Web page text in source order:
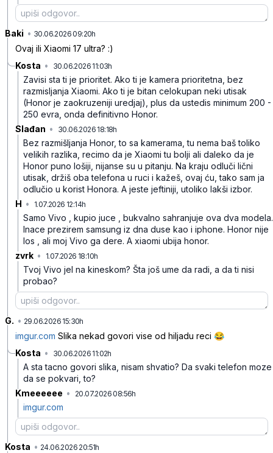
Baki • 30.06.2026 09:20h
Ovaj ili Xiaomi 17 ultra? :)
Kosta • 30.06.2026 11:03h
Zavisi sta ti je prioritet. Ako ti je kamera prioritetna, bez
razmisljanja Xiaomi. Ako ti je bitan celokupan neki utisak
(Honor je zaokruzeniji uredjaj), plus da ustedis minimum 200 -
250 evra, onda definitivno Honor.
Slađan • 30.06.2026 18:18h
Bez razmišljanja Honor, to sa kamerama, tu nema baš toliko
velikih razlika, recimo da je Xiaomi tu bolji ali daleko da je
Honor puno lošiji, nijanse su u pitanju. Na kraju odluči lični
utisak, držiš oba telefona u ruci i kažeš, ovaj ću, tako sam ja
odlučio u korist Honora. A jeste jeftiniji, utoliko lakši izbor.
H • 1.07.2026 12:14h
Samo Vivo , kupio juce , bukvalno sahranjuje ova dva modela.
Inace prezirem samsung iz dna duse kao i iphone. Honor nije
los , ali moj Vivo ga dere. A xiaomi ubija honor.
zvrk • 1.07.2026 18:10h
Tvoj Vivo jel na kineskom? Šta još ume da radi, a da ti nisi
probao?
G. • 29.06.2026 15:30h
imgur.com Slika nekad govori vise od hiljadu reci 😂
Kosta • 30.06.2026 11:02h
A sta tacno govori slika, nisam shvatio? Da svaki telefon moze
da se pokvari, to?
Kmeeeeee • 20.07.2026 08:56h
imgur.com
Kosta • 24.06.2026 20:51h